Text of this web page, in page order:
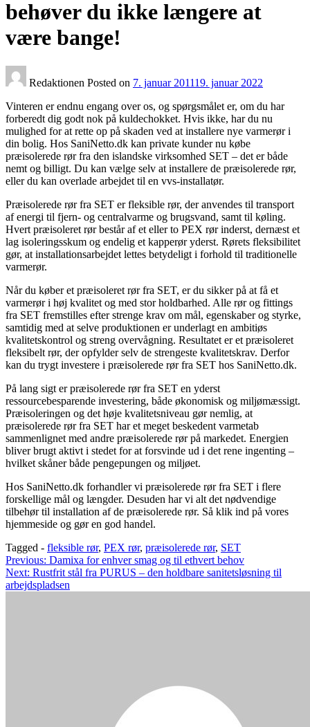
behøver du ikke længere at
være bange!
Redaktionen Posted on 7. januar 201119. januar 2022
Vinteren er endnu engang over os, og spørgsmålet er, om du har
forberedt dig godt nok på kuldechokket. Hvis ikke, har du nu
mulighed for at rette op på skaden ved at installere nye varmerør i
din bolig. Hos SaniNetto.dk kan private kunder nu købe
præisolerede rør fra den islandske virksomhed SET – det er både
nemt og billigt. Du kan vælge selv at installere de præisolerede rør,
eller du kan overlade arbejdet til en vvs-installatør.
Præisolerede rør fra SET er fleksible rør, der anvendes til transport
af energi til fjern- og centralvarme og brugsvand, samt til køling.
Hvert præisoleret rør består af et eller to PEX rør inderst, dernæst et
lag isoleringsskum og endelig et kapperør yderst. Rørets fleksibilitet
gør, at installationsarbejdet lettes betydeligt i forhold til traditionelle
varmerør.
Når du køber et præisoleret rør fra SET, er du sikker på at få et
varmerør i høj kvalitet og med stor holdbarhed. Alle rør og fittings
fra SET fremstilles efter strenge krav om mål, egenskaber og styrke,
samtidig med at selve produktionen er underlagt en ambitiøs
kvalitetskontrol og streng overvågning. Resultatet er et præisoleret
fleksibelt rør, der opfylder selv de strengeste kvalitetskrav. Derfor
kan du trygt investere i præisolerede rør fra SET hos SaniNetto.dk.
På lang sigt er præisolerede rør fra SET en yderst
ressourcebesparende investering, både økonomisk og miljømæssigt.
Præisoleringen og det høje kvalitetsniveau gør nemlig, at
præisolerede rør fra SET har et meget beskedent varmetab
sammenlignet med andre præisolerede rør på markedet. Energien
bliver brugt aktivt i stedet for at forsvinde ud i det rene ingenting –
hvilket skåner både pengepungen og miljøet.
Hos SaniNetto.dk forhandler vi præisolerede rør fra SET i flere
forskellige mål og længder. Desuden har vi alt det nødvendige
tilbehør til installation af de præisolerede rør. Så klik ind på vores
hjemmeside og gør en god handel.
Tagged - fleksible rør, PEX rør, præisolerede rør, SET
Indlægsnavigation
Previous: Damixa for enhver smag og til ethvert behov
Next: Rustfrit stål fra PURUS – den holdbare sanitetsløsning til
arbejdspladsen